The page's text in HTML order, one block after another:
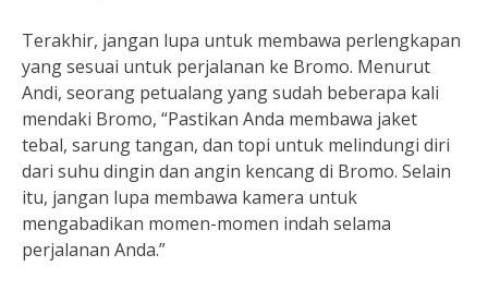
Terakhir, jangan lupa untuk membawa perlengkapan
yang sesuai untuk perjalanan ke Bromo. Menurut
Andi, seorang petualang yang sudah beberapa kali
mendaki Bromo, “Pastikan Anda membawa jaket
tebal, sarung tangan, dan topi untuk melindungi diri
dari suhu dingin dan angin kencang di Bromo. Selain
itu, jangan lupa membawa kamera untuk
mengabadikan momen-momen indah selama
perjalanan Anda.”